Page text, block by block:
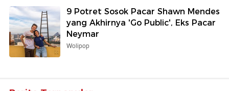
9 Potret Sosok Pacar Shawn Mendes
yang Akhirnya 'Go Public', Eks Pacar
Neymar
Wolipop